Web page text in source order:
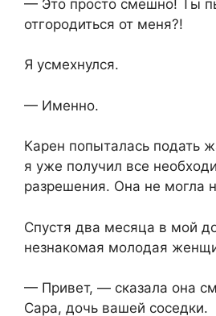
— Это просто смешно! Ты
отгородиться от меня?!
Я усмехнулся.
— Именно.
Карен попыталась подать
я уже получил все
разрешения. Она не могла
Спустя два месяца в мой
незнакомая молодая
— Привет, — сказала она
Сара, дочь вашей соседки.